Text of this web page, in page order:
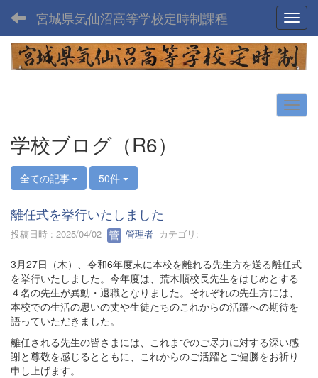
宮城県気仙沼高等学校定時制課程
学校ブログ（R6）
全ての記事 50件
離任式を挙行いたしました
投稿日時 : 2025/04/02 管理者 カテゴリ:
3月27日（木）、令和6年度末に本校を離れる先生方を送る離任式
を挙行いたしました。今年度は、荒木順校長先生をはじめとする
４名の先生が異動・退職となりました。それぞれの先生方には、
本校での生活の思いの丈や生徒たちのこれからの活躍への期待を
語っていただきました。
離任される先生の皆さまには、これまでのご尽力に対する深い感
謝と尊敬を感じるとともに、これからのご活躍とご健勝をお祈り
申し上げます。